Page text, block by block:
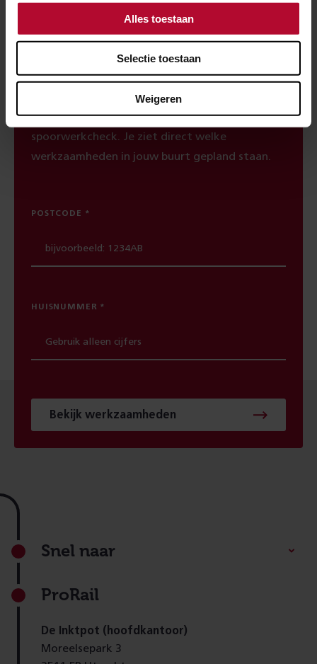
Alles toestaan
Selectie toestaan
Weigeren
Spoorwerkcheck
Woon of werk je binnen 300 meter van het
spoor? Maak dan gebruik van onze
spoorwerkcheck. Je ziet direct welke
werkzaamheden in jouw buurt gepland staan.
POSTCODE
HUISNUMMER
Bekijk werkzaamheden
Footer
Snel naar
ProRail
De Inktpot (hoofdkantoor)
Moreelsepark 3